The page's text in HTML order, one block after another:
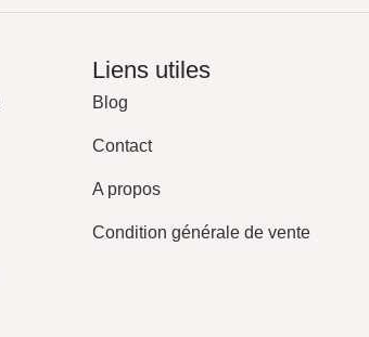
Liens utiles
Blog
Contact
A propos
Condition générale de vente